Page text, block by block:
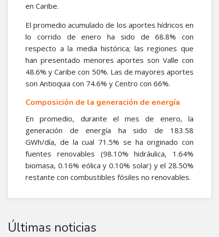
en Caribe.
El promedio acumulado de los aportes hídricos en
lo corrido de enero ha sido de 68.8% con
respecto a la media histórica; las regiones que
han presentado menores aportes son Valle con
48.6% y Caribe con 50%. Las de mayores aportes
son Antioquia con 74.6% y Centro con 66%.
Composición de la generación de energía
En promedio, durante el mes de enero, la
generación de energía ha sido de 183.58
GWh/día, de la cual 71.5% se ha originado con
fuentes renovables (98.10% hidráulica, 1.64%
biomasa, 0.16% eólica y 0.10% solar) y el 28.50%
restante con combustibles fósiles no renovables.​
Últimas noticias